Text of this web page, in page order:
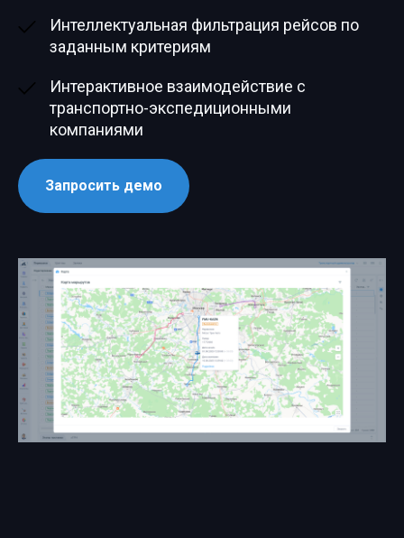
Интеллектуальная фильтрация рейсов по
заданным критериям
Интерактивное взаимодействие с
транспортно-экспедиционными
компаниями
Запросить демо